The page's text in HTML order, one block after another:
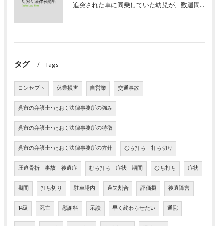
追突された車に同乗していた幼児が、数週間の経過観察の後、裁判所の基準で人損の賠償金を獲得した事案｜たおく法律事務所
タグ Tags
コンセプト 休業損害 自営業 交通事故
呉市の弁護士･たおく法律事務所の強み
呉市の弁護士･たおく法律事務所の特徴
呉市の弁護士･たおく法律事務所の方針 むち打ち 打ち切り
圧迫骨折 事故 後遺症 むち打ち 症状 期間 むち打ち 症状
期間 打ち切り 駐車場内 過失割合 評価損 後遺障害
14級 死亡 慰謝料 示談 早く終わらせたい 通院